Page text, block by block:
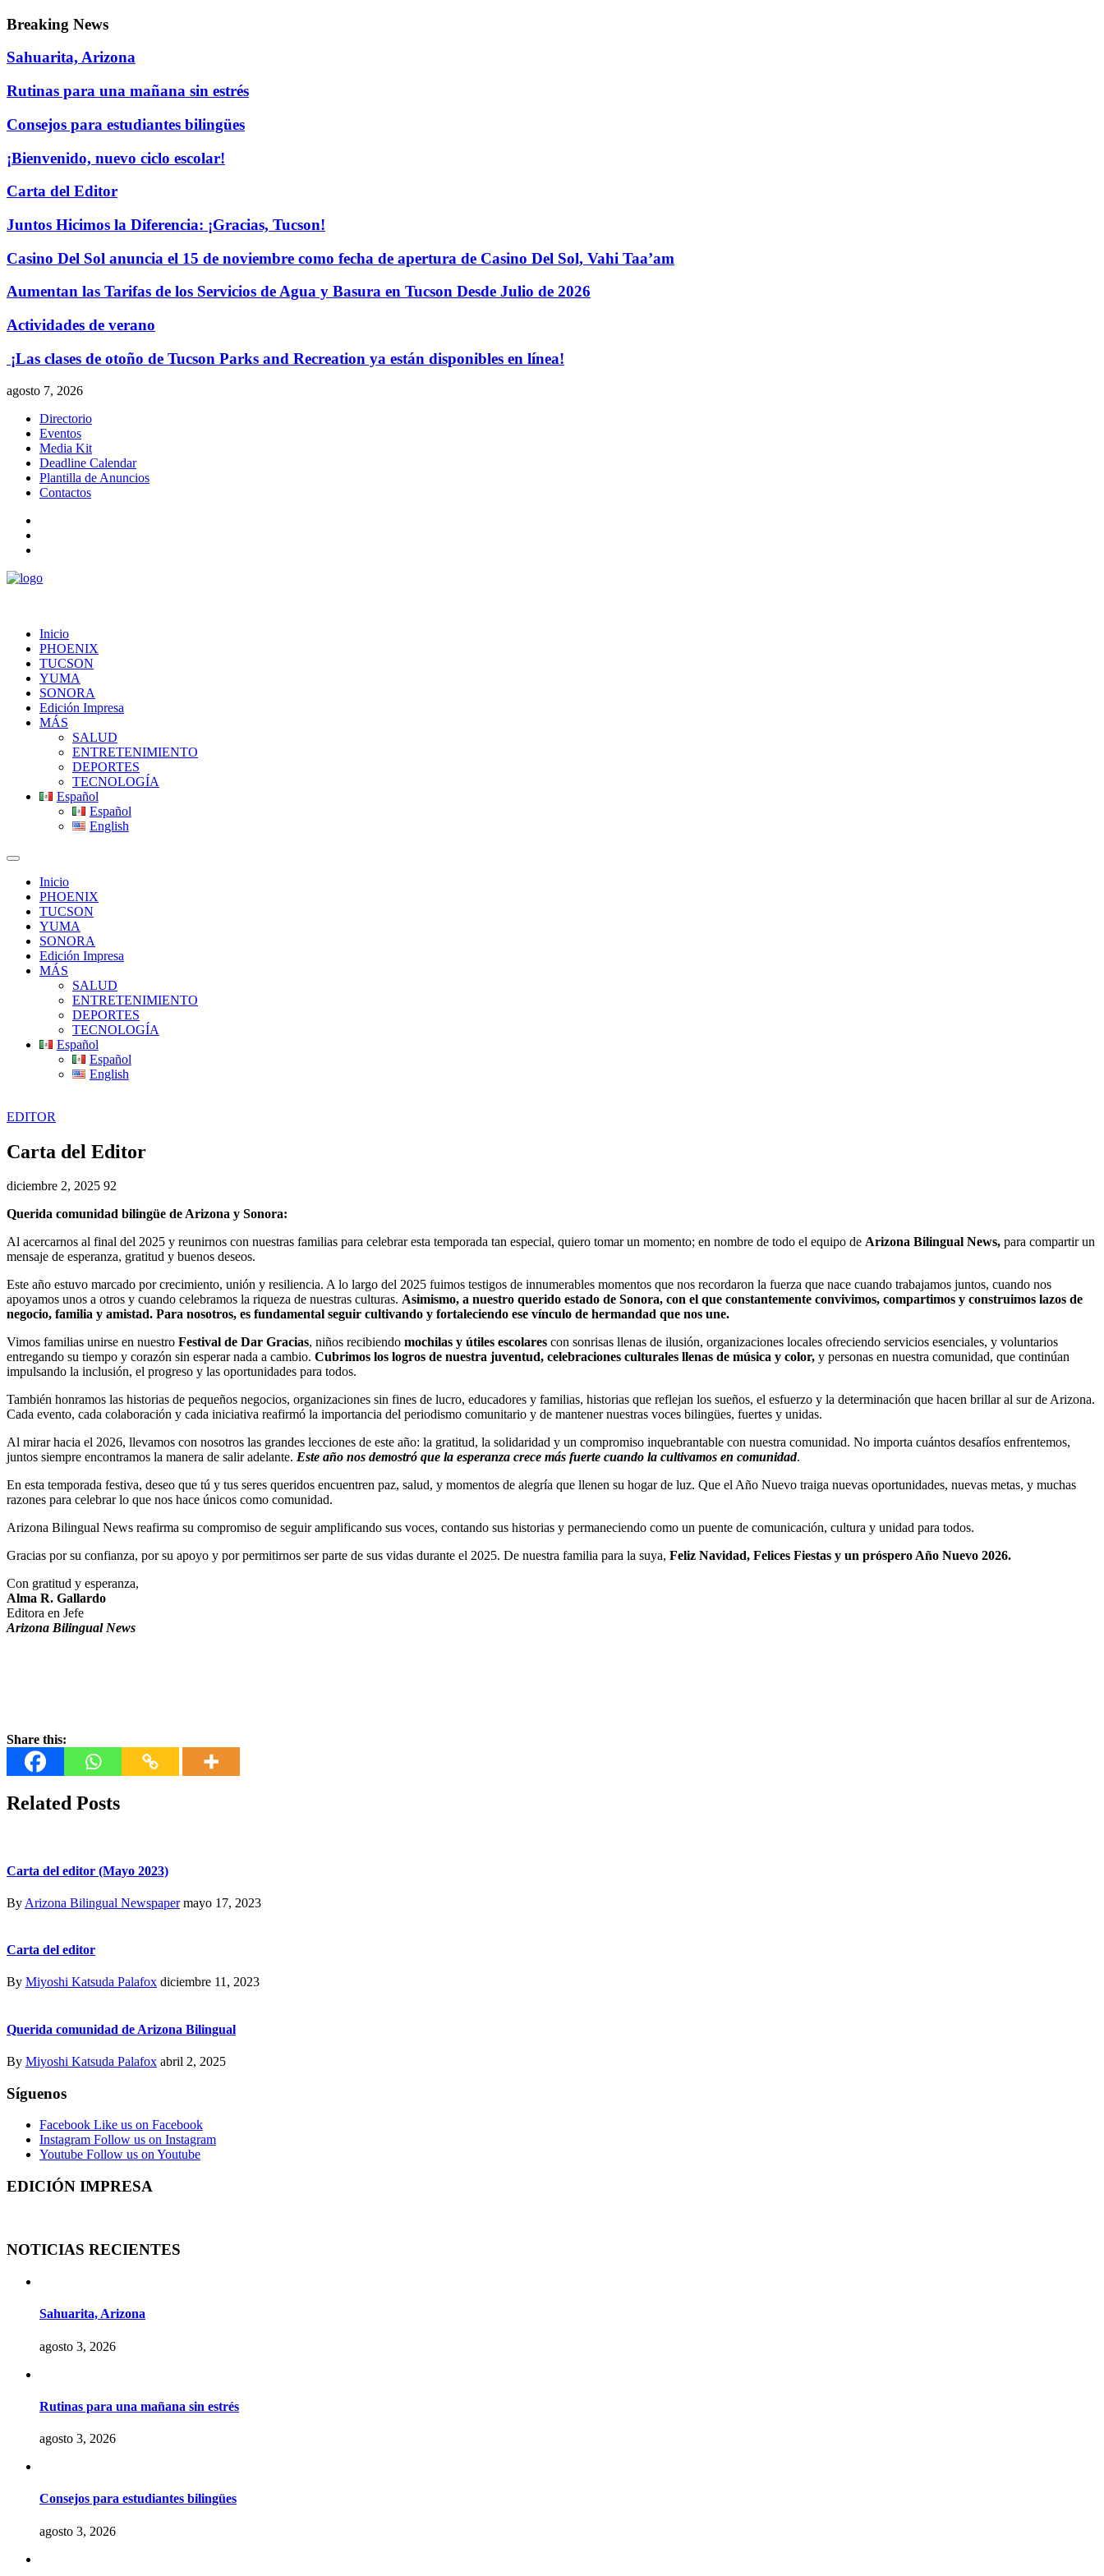
Breaking News
Sahuarita, Arizona
Rutinas para una mañana sin estrés
Consejos para estudiantes bilingües
¡Bienvenido, nuevo ciclo escolar!
Carta del Editor
Juntos Hicimos la Diferencia: ¡Gracias, Tucson!
Casino Del Sol anuncia el 15 de noviembre como fecha de apertura de Casino Del Sol, Vahi Taaʼam
Aumentan las Tarifas de los Servicios de Agua y Basura en Tucson Desde Julio de 2026
Actividades de verano
¡Las clases de otoño de Tucson Parks and Recreation ya están disponibles en línea!
agosto 7, 2026
Directorio
Eventos
Media Kit
Deadline Calendar
Plantilla de Anuncios
Contactos
Inicio
PHOENIX
TUCSON
YUMA
SONORA
Edición Impresa
MÁS
SALUD
ENTRETENIMIENTO
DEPORTES
TECNOLOGÍA
Español
Español
English
Inicio
PHOENIX
TUCSON
YUMA
SONORA
Edición Impresa
MÁS
SALUD
ENTRETENIMIENTO
DEPORTES
TECNOLOGÍA
Español
Español
English
EDITOR
Carta del Editor
diciembre 2, 2025 92
Querida comunidad bilingüe de Arizona y Sonora:
Al acercarnos al final del 2025 y reunirnos con nuestras familias para celebrar esta temporada tan especial, quiero tomar un momento; en nombre de todo el equipo de Arizona Bilingual News, para compartir un
mensaje de esperanza, gratitud y buenos deseos.
Este año estuvo marcado por crecimiento, unión y resiliencia. A lo largo del 2025 fuimos testigos de innumerables momentos que nos recordaron la fuerza que nace cuando trabajamos juntos, cuando nos
apoyamos unos a otros y cuando celebramos la riqueza de nuestras culturas. Asimismo, a nuestro querido estado de Sonora, con el que constantemente convivimos, compartimos y construimos lazos de
negocio, familia y amistad. Para nosotros, es fundamental seguir cultivando y fortaleciendo ese vínculo de hermandad que nos une.
Vimos familias unirse en nuestro Festival de Dar Gracias, niños recibiendo mochilas y útiles escolares con sonrisas llenas de ilusión, organizaciones locales ofreciendo servicios esenciales, y voluntarios
entregando su tiempo y corazón sin esperar nada a cambio. Cubrimos los logros de nuestra juventud, celebraciones culturales llenas de música y color, y personas en nuestra comunidad, que continúan
impulsando la inclusión, el progreso y las oportunidades para todos.
También honramos las historias de pequeños negocios, organizaciones sin fines de lucro, educadores y familias, historias que reflejan los sueños, el esfuerzo y la determinación que hacen brillar al sur de Arizona.
Cada evento, cada colaboración y cada iniciativa reafirmó la importancia del periodismo comunitario y de mantener nuestras voces bilingües, fuertes y unidas.
Al mirar hacia el 2026, llevamos con nosotros las grandes lecciones de este año: la gratitud, la solidaridad y un compromiso inquebrantable con nuestra comunidad. No importa cuántos desafíos enfrentemos,
juntos siempre encontramos la manera de salir adelante. Este año nos demostró que la esperanza crece más fuerte cuando la cultivamos en comunidad.
En esta temporada festiva, deseo que tú y tus seres queridos encuentren paz, salud, y momentos de alegría que llenen su hogar de luz. Que el Año Nuevo traiga nuevas oportunidades, nuevas metas, y muchas
razones para celebrar lo que nos hace únicos como comunidad.
Arizona Bilingual News reafirma su compromiso de seguir amplificando sus voces, contando sus historias y permaneciendo como un puente de comunicación, cultura y unidad para todos.
Gracias por su confianza, por su apoyo y por permitirnos ser parte de sus vidas durante el 2025. De nuestra familia para la suya, Feliz Navidad, Felices Fiestas y un próspero Año Nuevo 2026.
Con gratitud y esperanza,
Alma R. Gallardo
Editora en Jefe
Arizona Bilingual News
Share this:
Related Posts
Carta del editor (Mayo 2023)
By Arizona Bilingual Newspaper mayo 17, 2023
Carta del editor
By Miyoshi Katsuda Palafox diciembre 11, 2023
Querida comunidad de Arizona Bilingual
By Miyoshi Katsuda Palafox abril 2, 2025
Síguenos
Facebook Like us on Facebook
Instagram Follow us on Instagram
Youtube Follow us on Youtube
EDICIÓN IMPRESA
NOTICIAS RECIENTES
Sahuarita, Arizona
agosto 3, 2026
Rutinas para una mañana sin estrés
agosto 3, 2026
Consejos para estudiantes bilingües
agosto 3, 2026